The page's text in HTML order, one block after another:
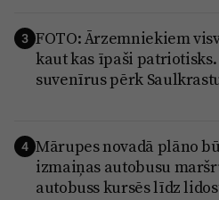
Jūrmala
3 FOTO: Ārzemniekiem
kaut kas īpaši patriotisks.
suvenīrus pērk
4 Mārupes novadā plāno
izmaiņas autobusu
autobuss kursēs līdz